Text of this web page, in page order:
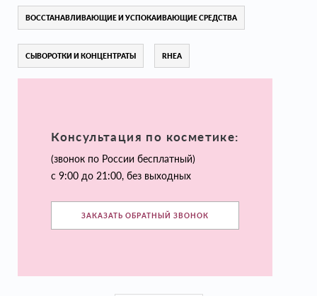
ВОССТАНАВЛИВАЮЩИЕ И УСПОКАИВАЮЩИЕ СРЕДСТВА
СЫВОРОТКИ И КОНЦЕНТРАТЫ RHEA
Консультация по косметике:
(звонок по России бесплатный)
с 9:00 до 21:00, без выходных
ЗАКАЗАТЬ ОБРАТНЫЙ ЗВОНОК